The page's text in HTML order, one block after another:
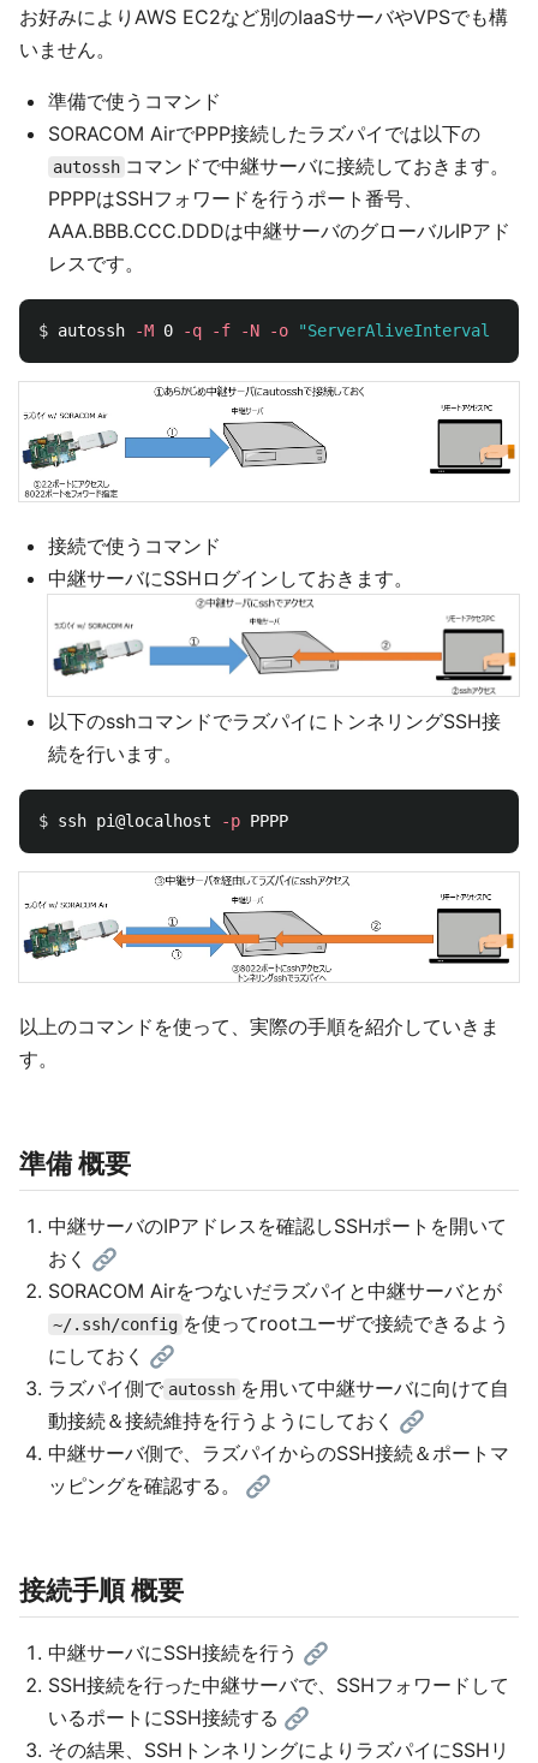
お好みによりAWS EC2など別のIaaSサーバやVPSでも構
いません。
準備で使うコマンド
SORACOM AirでPPP接続したラズパイでは以下の
autossh コマンドで中継サーバに接続しておきます。
PPPPはSSHフォワードを行うポート番号、
AAA.BBB.CCC.DDDは中継サーバのグローバルIPアド
レスです。
$ autossh -M 0 -q -f -N -o "ServerAliveInterval 60"
接続で使うコマンド
中継サーバにSSHログインしておきます。
以下のsshコマンドでラズパイにトンネリングSSH接
続を行います。
$ ssh pi@localhost -p
以上のコマンドを使って、実際の手順を紹介していきま
す。
準備 概要
中継サーバのIPアドレスを確認しSSHポートを開いて
おく
SORACOM Airをつないだラズパイと中継サーバとが
~/.ssh/config を使ってrootユーザで接続できるよう
にしておく
ラズパイ側で autossh を用いて中継サーバに向けて自
動接続＆接続維持を行うようにしておく
中継サーバ側で、ラズパイからのSSH接続＆ポートマ
ッピングを確認する。
接続手順 概要
中継サーバにSSH接続を行う
SSH接続を行った中継サーバで、SSHフォワードして
いるポートにSSH接続する
その結果、SSHトンネリングによりラズパイにSSHリ